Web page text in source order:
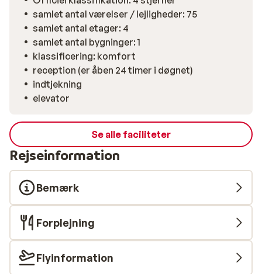
samlet antal værelser / lejligheder: 75
samlet antal etager: 4
samlet antal bygninger: 1
klassificering: komfort
reception (er åben 24 timer i døgnet)
indtjekning
elevator
Se alle faciliteter
Rejseinformation
Bemærk
Forplejning
Flyinformation